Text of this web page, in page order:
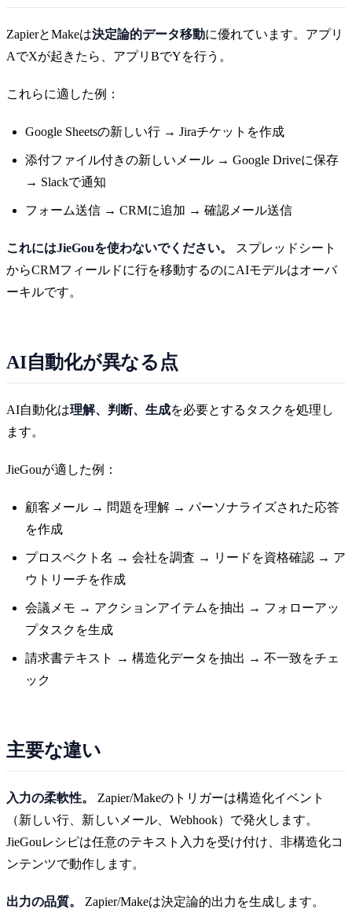
ZapierとMakeは決定論的データ移動に優れています。アプリ
AでXが起きたら、アプリBでYを行う。
これらに適した例：
Google Sheetsの新しい行 → Jiraチケットを作成
添付ファイル付きの新しいメール → Google Driveに保存
→ Slackで通知
フォーム送信 → CRMに追加 → 確認メール送信
これにはJieGouを使わないでください。
スプレッドシート
からCRMフィールドに行を移動するのにAIモデルはオーバ
ーキルです。
AI自動化が異なる点
AI自動化は理解、判断、生成を必要とするタスクを処理し
ます。
JieGouが適した例：
顧客メール → 問題を理解 → パーソナライズされた応答
を作成
プロスペクト名 → 会社を調査 → リードを資格確認 → ア
ウトリーチを作成
会議メモ → アクションアイテムを抽出 → フォローアッ
プタスクを生成
請求書テキスト → 構造化データを抽出 → 不一致をチェ
ック
主要な違い
入力の柔軟性。
Zapier/Makeのトリガーは構造化イベント
（新しい行、新しいメール、Webhook）で発火します。
JieGouレシピは任意のテキスト入力を受け付け、非構造化コ
ンテンツで動作します。
出力の品質。
Zapier/Makeは決定論的出力を生成します。